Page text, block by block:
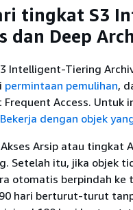
tingkat S3
dan Deep
Intelligent-Tiering
permintaan pemulihan,
Access. Untuk
Bekerja dengan objek
Arsip atau tingkat
Setelah itu, jika objek
otomatis berpindah
hari berturut-turut